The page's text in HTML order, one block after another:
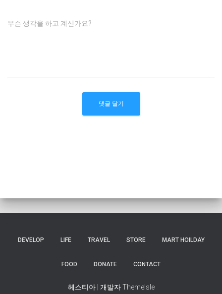
무슨 생각을 하고 계신가요?
DEVELOP LIFE TRAVEL STORE MART HOILDAY
FOOD DONATE CONTACT
헤스티아 | 개발자ThemeIsle